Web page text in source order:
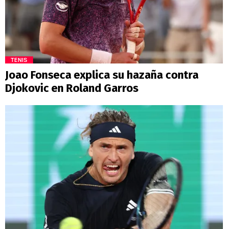
TENIS
Joao Fonseca explica su hazaña contra
Djokovic en Roland Garros